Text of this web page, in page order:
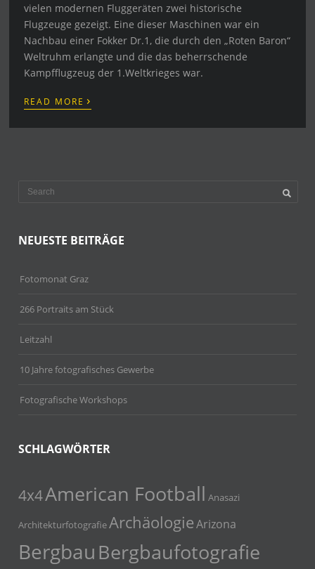
vielen modernen Fluggeräten zwei historische
Flugzeuge gezeigt. Eine dieser Maschinen war ein
Nachbau einer Fokker Dr.1, die durch den „Roten Baron“
Weltruhm erlangte und die das beherrschende
Kampfflugzeug der 1.Weltkrieges war.
READ MORE ›
NEUESTE BEITRÄGE
Fotomonat Graz
266 Portraits am Stück
Leitzahl
10 Jahre fotografisches Gewerbe
Fotografische Workshops
SCHLAGWÖRTER
4x4American Football Anasazi
ArchitekturfotografieArchäologieArizona
BergbauBergbaufotografie